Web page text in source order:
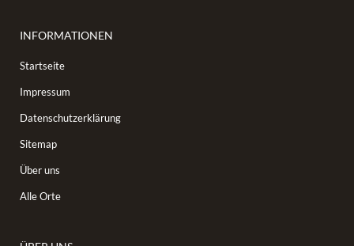
INFORMATIONEN
Startseite
Impressum
Datenschutzerklärung
Sitemap
Über uns
Alle Orte